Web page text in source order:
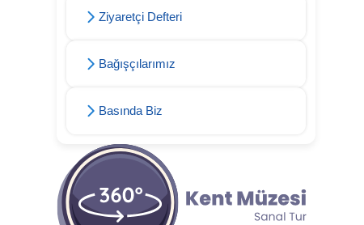
Ziyaretçi Defteri
Bağışçılarımız
Basında Biz